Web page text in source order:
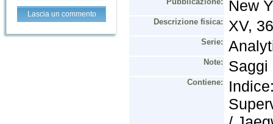
Lascia un commento